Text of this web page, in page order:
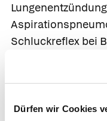
Dürfen wir Cookies
Schluckreflex bei
durch Alkohol-
bei